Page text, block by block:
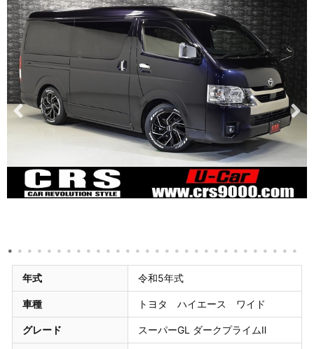
年式 令和5年式
車種 トヨタ ハイエース ワイド
グレード スーパーGL ダークプライムⅡ